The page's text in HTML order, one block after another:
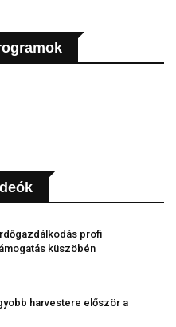
profi
küszöbén
harvestere először a